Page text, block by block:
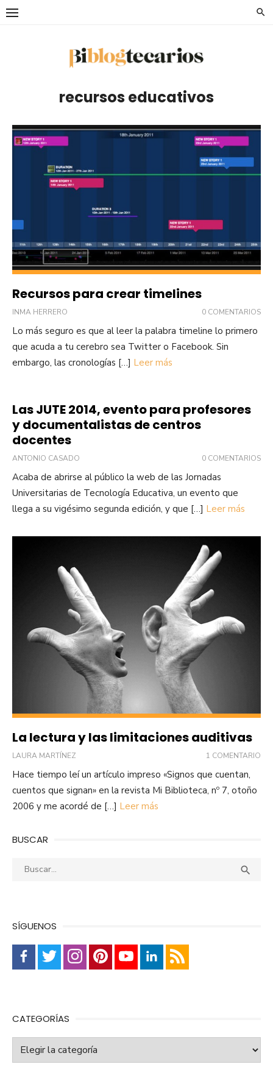
Saltar
recursos educativos
Recursos para crear timelines
INMA HERRERO 0 COMENTARIOS
Lo más seguro es que al leer la palabra timeline lo primero
que acuda a tu cerebro sea Twitter o Facebook. Sin
embargo, las cronologías […] Leer más
Las JUTE 2014, evento para profesores
y documentalistas de centros
docentes
ANTONIO CASADO 0 COMENTARIOS
Acaba de abrirse al público la web de las Jornadas
Universitarias de Tecnología Educativa, un evento que
llega a su vigésimo segunda edición, y que […] Leer más
La lectura y las limitaciones auditivas
LAURA MARTÍNEZ 1 COMENTARIO
Hace tiempo leí un artículo impreso «Signos que cuentan,
cuentos que signan» en la revista Mi Biblioteca, nº 7, otoño
2006 y me acordé de […] Leer más
BUSCAR
Buscar: 
SÍGUENOS
CATEGORÍAS